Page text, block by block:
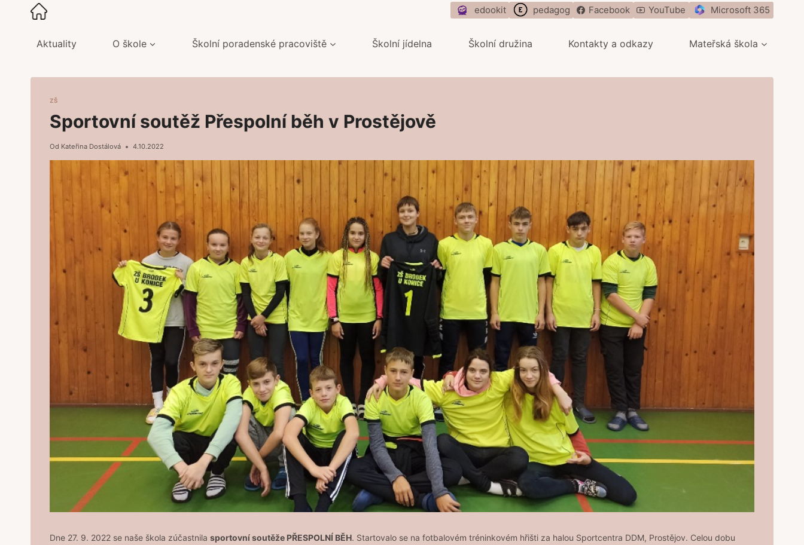
Přeskočit
edookit pedagog Facebook YouTube Microsoft 365
Aktuality O škole Školní poradenské pracoviště Školní jídelna Školní družina Kontakty a odkazy Mateřská škola
ZŠ
Sportovní soutěž Přespolní běh v Prostějově
Od Kateřina Dostálová 4.10.2022
Dne 27. 9. 2022 se naše škola zúčastnila sportovní soutěže PŘESPOLNÍ BĚH. Startovalo se na fotbalovém tréninkovém hřišti za halou Sportcentra DDM, Prostějov. Celou dobu